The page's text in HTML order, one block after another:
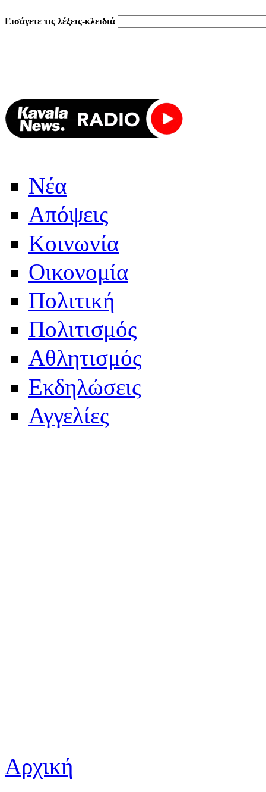
Εισάγετε τις λέξεις-κλειδιά
Νέα
Απόψεις
Κοινωνία
Οικονομία
Πολιτική
Πολιτισμός
Αθλητισμός
Εκδηλώσεις
Αγγελίες
Είστε εδώ
Αρχική